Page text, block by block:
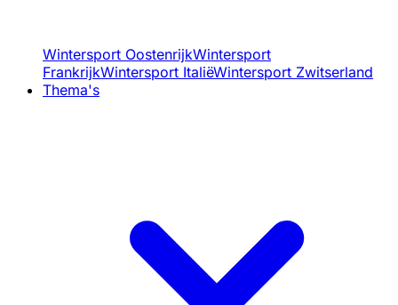
Wintersport OostenrijkWintersport
FrankrijkWintersport ItaliëWintersport Zwitserland
Thema's